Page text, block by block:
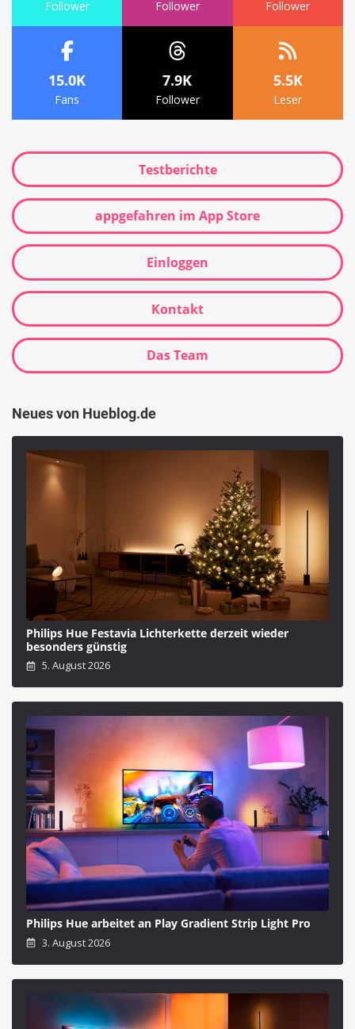
Follower Follower Follower
15.0K
Fans
7.9K
Follower
5.5K
Leser
Testberichte
appgefahren im App Store
Einloggen
Kontakt
Das Team
Neues von Hueblog.de
Philips Hue Festavia Lichterkette derzeit wieder
besonders günstig
5. August 2026
Philips Hue arbeitet an Play Gradient Strip Light Pro
3. August 2026